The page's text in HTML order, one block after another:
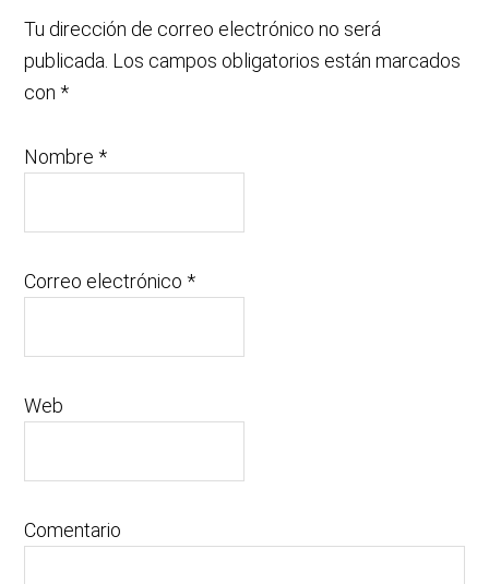
Tu dirección de correo electrónico no será
publicada. Los campos obligatorios están marcados
con*
Nombre*
Correo electrónico*
Web
Comentario